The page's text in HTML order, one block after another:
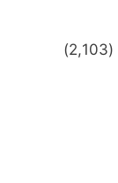
(2,103)